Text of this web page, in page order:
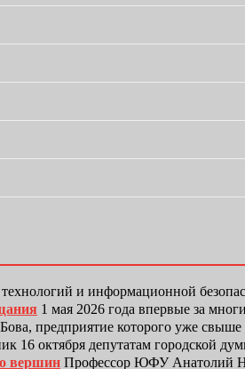
технологий и информационной
1 мая 2026 года впервые за
предприятие которого уже
16 октября депутатам городской
вершин Профессор ЮФУ Анатолий